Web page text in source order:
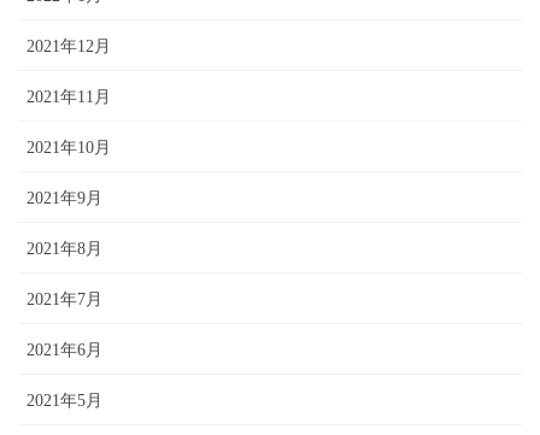
2021年12月
2021年11月
2021年10月
2021年9月
2021年8月
2021年7月
2021年6月
2021年5月